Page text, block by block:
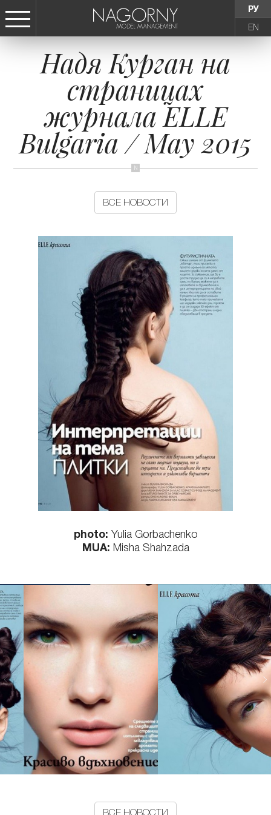
РУ
EN
СТАТЬ МОДЕЛЬЮ
ДЕВУШКИ
ТИНЕЙДЖЕРЫ
ДЕТИ
АГЕНТСТВО
НОВОСТИ
КОНТАКТЫ
Надя Курган на
страницах
журнала ELLE
Bulgaria / May 2015
ВСЕ НОВОСТИ
photo: Yulia Gorbachenko
MUA: Misha Shahzada
ВСЕ НОВОСТИ